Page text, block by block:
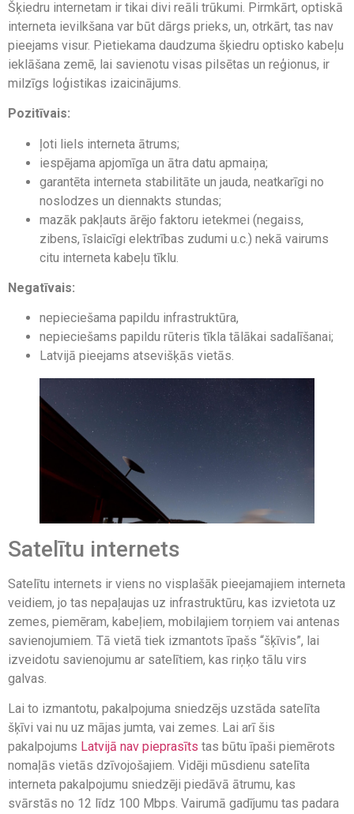
Šķiedru internetam ir tikai divi reāli trūkumi. Pirmkārt, optiskā
interneta ievilkšana var būt dārgs prieks, un, otrkārt, tas nav
pieejams visur. Pietiekama daudzuma šķiedru optisko kabeļu
ieklāšana zemē, lai savienotu visas pilsētas un reģionus, ir
milzīgs loģistikas izaicinājums.
Pozitīvais:
ļoti liels interneta ātrums;
iespējama apjomīga un ātra datu apmaiņa;
garantēta interneta stabilitāte un jauda, neatkarīgi no
noslodzes un diennakts stundas;
mazāk pakļauts ārējo faktoru ietekmei (negaiss,
zibens, īslaicīgi elektrības zudumi u.c.) nekā vairums
citu interneta kabeļu tīklu.
Negatīvais:
nepieciešama papildu infrastruktūra,
nepieciešams papildu rūteris tīkla tālākai sadalīšanai;
Latvijā pieejams atsevišķās vietās.
Satelītu internets
Satelītu internets ir viens no visplašāk pieejamajiem interneta
veidiem, jo ​​tas nepaļaujas uz infrastruktūru, kas izvietota uz
zemes, piemēram, kabeļiem, mobilajiem torņiem vai antenas
savienojumiem. Tā vietā tiek izmantots īpašs “šķīvis”, lai
izveidotu savienojumu ar satelītiem, kas riņķo tālu virs
galvas.
Lai to izmantotu, pakalpojuma sniedzējs uzstāda satelīta
šķīvi vai nu uz mājas jumta, vai zemes. Lai arī šis
pakalpojums Latvijā nav pieprasīts tas būtu īpaši piemērots
nomaļās vietās dzīvojošajiem. Vidēji mūsdienu satelīta
interneta pakalpojumu sniedzēji piedāvā ātrumu, kas
svārstās no 12 līdz 100 Mbps. Vairumā gadījumu tas padara